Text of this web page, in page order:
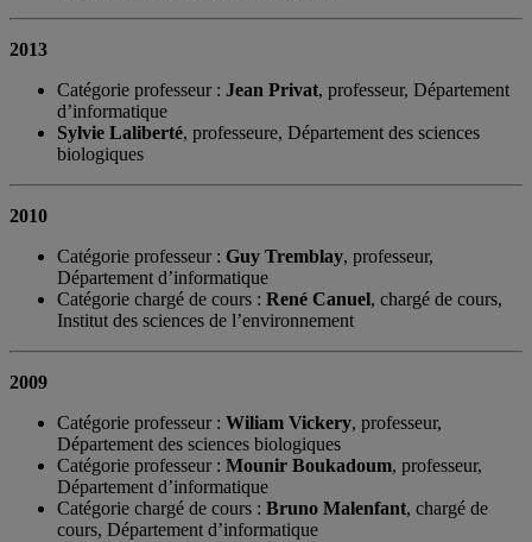
2013
Catégorie professeur : Jean Privat, professeur, Département
d’informatique
Sylvie Laliberté, professeure, Département des sciences
biologiques
2010
Catégorie professeur : Guy Tremblay, professeur,
Département d’informatique
Catégorie chargé de cours : René Canuel, chargé de cours,
Institut des sciences de l’environnement
2009
Catégorie professeur : Wiliam Vickery, professeur,
Département des sciences biologiques
Catégorie professeur : Mounir Boukadoum, professeur,
Département d’informatique
Catégorie chargé de cours : Bruno Malenfant, chargé de
cours, Département d’informatique